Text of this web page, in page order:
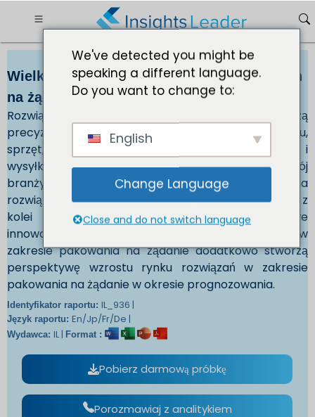
Wielkość rynku rozwiązań opakowaniowych
na żądanie 165,36 mln USD do 2032 r.
Rozwiązania w zakresie pakowania na żądanie łączą
precyzyjną technologię właściwego doboru rozmiaru,
sprzęt, akcesoria i usługi wymagane do pakowania i
wysyłki towarów bezpośrednio z linii pakującej. Rozwój
branży spożywczej i napojów przyspiesza popyt na
rozwiązania w zakresie pakowania na żądanie, co z
kolei przyspiesza wzrost rynku. Ponadto nowe
innowacje technologiczne związane z rozwiązaniami w
zakresie pakowania na żądanie dodatkowo stworzą
perspektywę wzrostu rynku rozwiązań w zakresie
pakowania na żądanie w okresie prognozowania.
Identyfikator raportu: IL_936 |
Język raportu: En/Jp/Fr/De |
Wydawca: IL | Format :
Pobierz darmową próbkę
Porozmawiaj z analitykiem
We've detected you might be
speaking a different language.
Do you want to change to:
English
Change Language
Close and do not switch language